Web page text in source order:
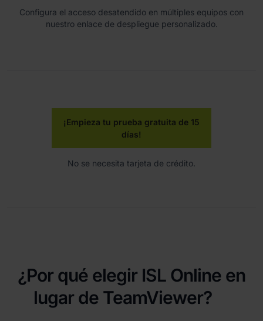
Configura el acceso desatendido en múltiples equipos con
nuestro enlace de despliegue personalizado.
¡Empieza tu prueba gratuita de 15
días!
No se necesita tarjeta de crédito.
¿Por qué elegir ISL Online en
lugar de TeamViewer?